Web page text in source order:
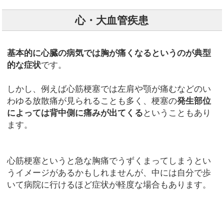
心・大血管疾患
基本的に心臓の病気では胸が痛くなるというのが典型
的な症状です。
しかし、例えば心筋梗塞では左肩や顎が痛むなどのい
わゆる放散痛が見られることも多く、梗塞の発生部位
によっては背中側に痛みが出てくる ということもあり
ます。
心筋梗塞というと急な胸痛でうずくまってしまうとい
うイメージがあるかもしれませんが、中には自分で歩
いて病院に行けるほど症状が軽度な場合もあります。